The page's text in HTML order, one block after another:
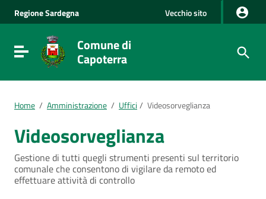
Vai alla navigazione del sito
Vai al Footer
RegioneSardegna Vecchio sito
Visualizza/nascondi menu di navigazione
Comune di
Capoterra
Home / Amministrazione / Uffici / Videosorveglianza
Videosorveglianza
Gestione di tutti quegli strumenti presenti sul territorio
comunale che consentono di vigilare da remoto ed
effettuare attività di controllo